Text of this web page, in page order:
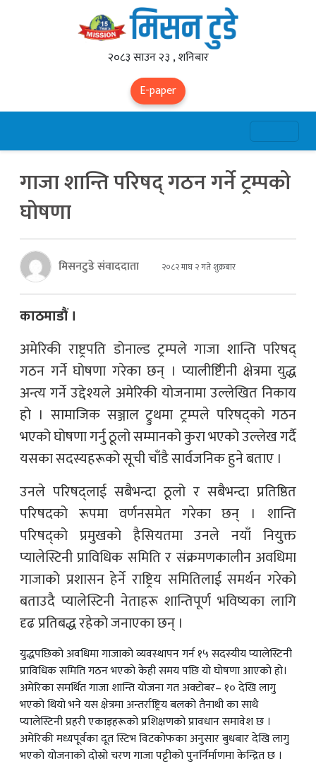
२०८३ साउन २३ , शनिबार
E-paper
गाजा शान्ति परिषद् गठन गर्ने ट्रम्पको
घोषणा
मिसनटुडे संवाददाता २०८२ माघ २ गते शुक्रबार
काठमाडौं ।
अमेरिकी राष्ट्रपति डोनाल्ड ट्रम्पले गाजा शान्ति परिषद्
गठन गर्ने घोषणा गरेका छन् । प्यालीष्टिीनी क्षेत्रमा युद्ध
अन्त्य गर्ने उद्देश्यले अमेरिकी योजनामा उल्लेखित निकाय
हो । सामाजिक सञ्जाल ट्रुथमा ट्रम्पले परिषद्को गठन
भएको घोषणा गर्नु ठूलो सम्मानको कुरा भएको उल्लेख गर्दै
यसका सदस्यहरूको सूची चाँडै सार्वजनिक हुने बताए ।
उनले परिषद्लाई सबैभन्दा ठूलो र सबैभन्दा प्रतिष्ठित
परिषदको रूपमा वर्णनसमेत गरेका छन् । शान्ति
परिषद्को प्रमुखको हैसियतमा उनले नयाँ नियुक्त
प्यालेस्टिनी प्राविधिक समिति र संक्रमणकालीन अवधिमा
गाजाको प्रशासन हेर्ने राष्ट्रिय समितिलाई समर्थन गरेको
बताउदै प्यालेस्टिनी नेताहरू शान्तिपूर्ण भविष्यका लागि
दृढ प्रतिबद्ध रहेको जनाएका छन् ।
युद्धपछिको अवधिमा गाजाको व्यवस्थापन गर्न १५ सदस्यीय प्यालेस्टिनी
प्राविधिक समिति गठन भएको केही समय पछि यो घोषणा आएको हो।
अमेरिका समर्थित गाजा शान्ति योजना गत अक्टोबर– १० देखि लागु
भएको थियो भने यस क्षेत्रमा अन्तर्राष्ट्रिय बलको तैनाथी का साथै
प्यालेस्टिनी प्रहरी एकाइहरूको प्रशिक्षणको प्रावधान समावेश छ ।
अमेरिकी मध्यपूर्वका दूत स्टिभ विटकोफका अनुसार बुधबार देखि लागु
भएको योजनाको दोस्रो चरण गाजा पट्टीको पुनर्निर्माणमा केन्द्रित छ ।